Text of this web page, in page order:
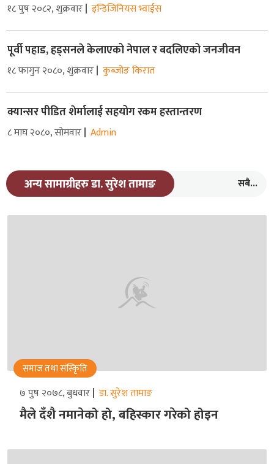
१८ पुष २०८२, शुक्रवार इन्डिजिनियस भ्वाईस
पूर्वी पहाड, हड्सनले केलाएको नेपाल र बदलिएको जनजीवन
१८ फागुन २०८०, शुक्रवार कुब्जोङ किरात
क्यान्सर पीडित शेर्मालाई सहयोग रकम हस्तान्तरण
८ माघ २०८०, सोमवार Admin
अन्य सामाग्रीहरु डा. सुरेश तामाङ सबै...
समाज तथा संस्किृति
७ पुष २०७८, बुधवार डा. सुरेश तामाङ
मैले दँशै नमानेको हो, बहिस्कार गरेको होइन